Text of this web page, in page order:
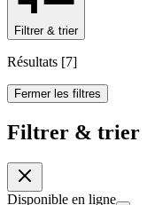
Filtrer & trier
Résultats [7]
Fermer les filtres
Filtrer & trier
Disponible en ligne